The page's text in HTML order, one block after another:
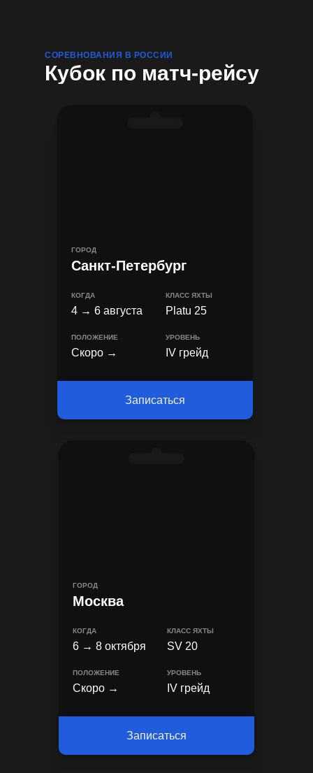
Кубок по матч-рейсу
СОРЕВНОВАНИЯ В РОССИИ
Записаться
Записаться
ГОРОД
Санкт-Петербург
ГОРОД
КОГДА
4 → 6 августа
Москва
КЛАСС ЯХТЫ
Platu 25
КОГДА
ПОЛОЖЕНИЕ
6 → 8 октября
Скоро →
КЛАСС ЯХТЫ
УРОВЕНЬ
SV 20
IV грейд
ПОЛОЖЕНИЕ
Скоро →
УРОВЕНЬ
IV грейд